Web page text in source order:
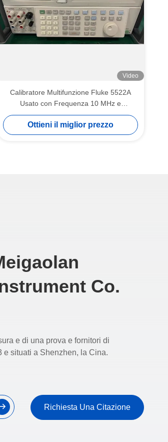
Video
Calibratore Multifunzione Fluke 5522A
Usato con Frequenza 10 MHz e
Interfaccia RS-232 - Apparecchiatura di
Test Multi-Prodotto Completamente
Testata
Ottieni il miglior prezzo
Co.
e di una prova e fornitori di
e situati a Shenzhen, la Cina.
Richiesta Una Citazione